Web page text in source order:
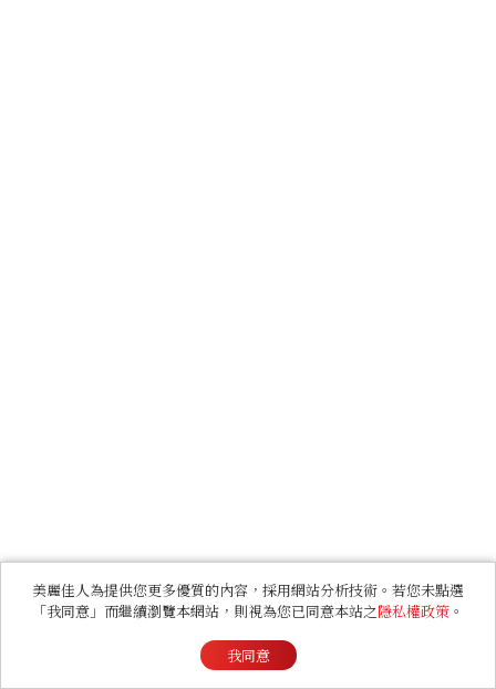
美麗佳人為提供您更多優質的內容，採用網站分析技術。若您未點選
「我同意」而繼續瀏覽本網站，則視為您已同意本站之隱私權政策 。
我同意